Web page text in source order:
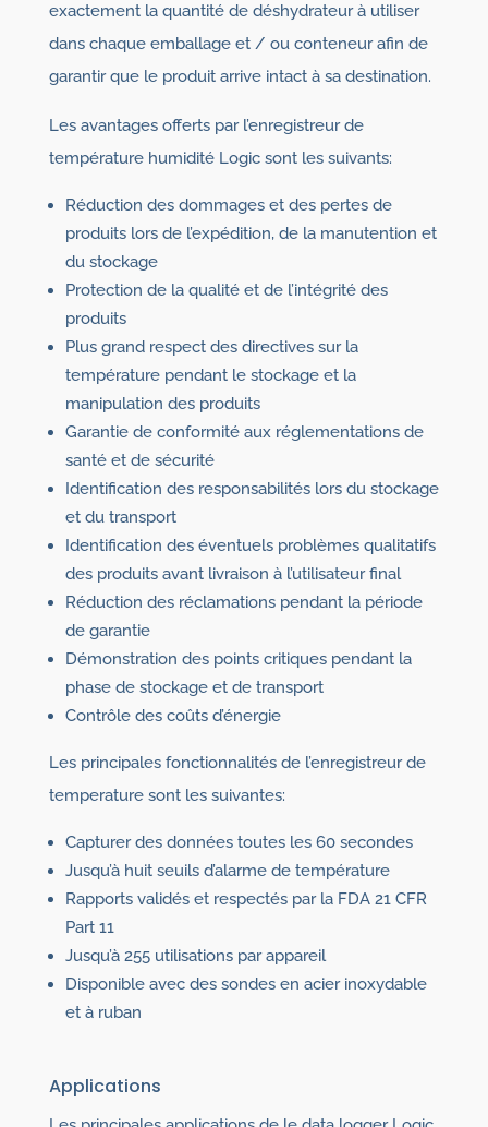
exactement la quantité de déshydrateur à utiliser
dans chaque emballage et / ou conteneur afin de
garantir que le produit arrive intact à sa destination.
Les avantages offerts par l’enregistreur de
température humidité Logic sont les suivants:
Réduction des dommages et des pertes de
produits lors de l’expédition, de la manutention et
du stockage
Protection de la qualité et de l’intégrité des
produits
Plus grand respect des directives sur la
température pendant le stockage et la
manipulation des produits
Garantie de conformité aux réglementations de
santé et de sécurité
Identification des responsabilités lors du stockage
et du transport
Identification des éventuels problèmes qualitatifs
des produits avant livraison à l’utilisateur final
Réduction des réclamations pendant la période
de garantie
Démonstration des points critiques pendant la
phase de stockage et de transport
Contrôle des coûts d’énergie
Les principales fonctionnalités de l’enregistreur de
temperature sont les suivantes:
Capturer des données toutes les 60 secondes
Jusqu’à huit seuils d’alarme de température
Rapports validés et respectés par la FDA 21 CFR
Part 11
Jusqu’à 255 utilisations par appareil
Disponible avec des sondes en acier inoxydable
et à ruban
Applications